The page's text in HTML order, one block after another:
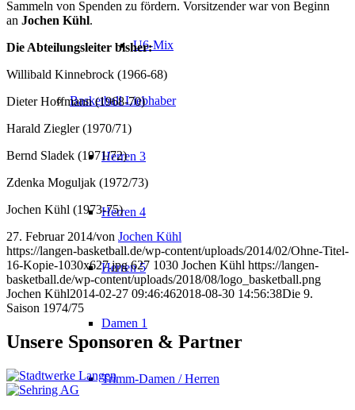
U6-Mix
Basketball Liebhaber
Herren 3
Herren 4
Herren 5
Damen 1
Trimm-Damen / Herren
Sammeln von Spenden zu fördern. Vorsitzender war von Beginn
an Jochen Kühl.
Die Abteilungsleiter bisher:
Willibald Kinnebrock (1966-68)
Dieter Hoffmann (1968-70)
Harald Ziegler (1970/71)
Bernd Sladek (1971/72)
Zdenka Moguljak (1972/73)
Jochen Kühl (1973-75)
27. Februar 2014/von Jochen Kühl
https://langen-basketball.de/wp-content/uploads/2014/02/Ohne-Titel-
16-Kopie-1030x627.jpg 627 1030 Jochen Kühl https://langen-
basketball.de/wp-content/uploads/2018/08/logo_basketball.png
Jochen Kühl2014-02-27 09:46:462018-08-30 14:56:38Die 9.
Saison 1974/75
Unsere Sponsoren & Partner